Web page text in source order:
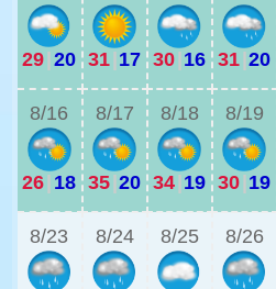
29|20 31|17 30|16 31|20
8/16
26| 18
8/17
35|20
8/18
34|19
8/19
30|19
8/23 8/24 8/25 8/26